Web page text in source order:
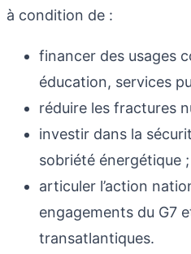
à condition de :
financer des usages
éducation, services
réduire les fractures
investir dans la
sobriété énergétique ;
articuler l’action
engagements du G7
transatlantiques.